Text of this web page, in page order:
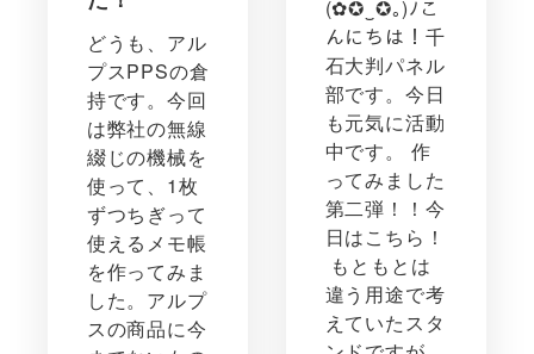
どうも、アル
プスPPSの倉
持です。今回
は弊社の無線
綴じの機械を
使って、1枚
ずつちぎって
使えるメモ帳
を作ってみま
した。アルプ
スの商品に今
(✿✪‿✪｡)ﾉこ
んにちは！千
石大判パネル
部です。今日
も元気に活動
中です。 作
ってみました
第二弾！！今
日はこちら！
もともとは
違う用途で考
えていたスタ